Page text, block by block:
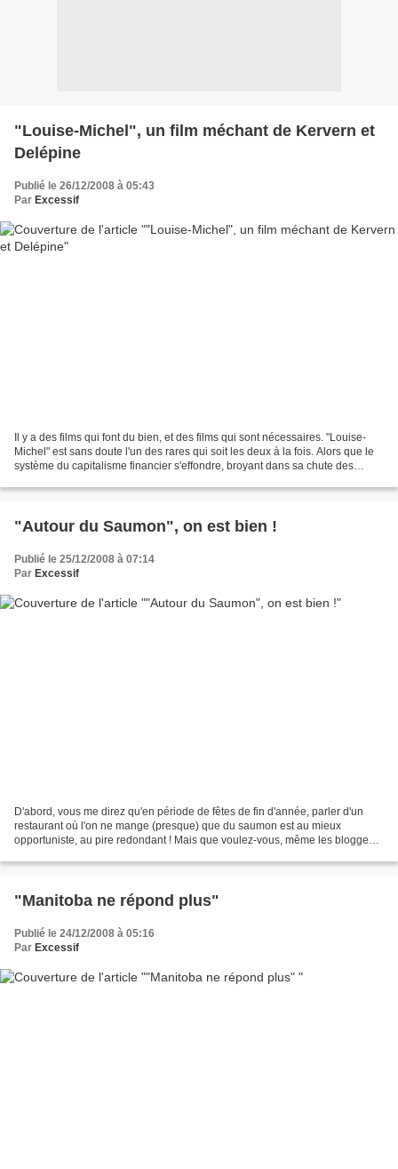
"Louise-Michel", un film méchant de Kervern et
Delépine
Publié le 26/12/2008 à 05:43
Par Excessif
Il y a des films qui font du bien, et des films qui sont nécessaires. "Louise-
Michel" est sans doute l'un des rares qui soit les deux à la fois. Alors que le
système du capitalisme financier s'effondre, broyant dans sa chute des
"Autour du Saumon", on est bien !
Publié le 25/12/2008 à 07:14
Par Excessif
D'abord, vous me direz qu'en période de fêtes de fin d'année, parler d'un
restaurant où l'on ne mange (presque) que du saumon est au mieux
opportuniste, au pire redondant ! Mais que voulez-vous, même les bloggeurs
"Manitoba ne répond plus"
Publié le 24/12/2008 à 05:16
Par Excessif